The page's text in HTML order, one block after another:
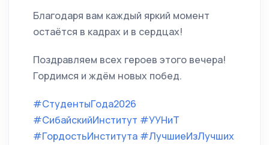
Благодаря вам каждый яркий момент
остаётся в кадрах и в сердцах!
Поздравляем всех героев этого вечера!
Гордимся и ждём новых побед.
#СтудентыГода2026
#СибайскийИнститут #УУНиТ
#ГордостьИнститута #ЛучшиеИзЛучших